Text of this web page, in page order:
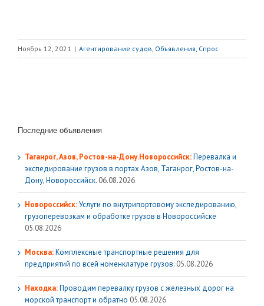
Ноябрь 12, 2021 | Агентирование судов, Объявления, Спрос
Последние объявления
Таганрог, Азов, Ростов-на-Дону.Новороссийск:Перевалка и
экспедирование грузов в портах Азов, Таганрог, Ростов-на-
Дону, Новороссийск. 06.08.2026
Новороссийск:Услуги по внутрипортовому экспедированию,
грузоперевозкам и обработке грузов в Новороссийске
05.08.2026
Москва:Комплексные транспортные решения для
предприятий по всей номенклатуре грузов. 05.08.2026
Находка:Проводим перевалку грузов с железных дорог на
морской транспорт и обратно 05.08.2026